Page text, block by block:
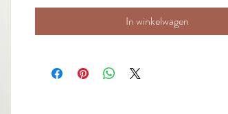
In winkelwagen